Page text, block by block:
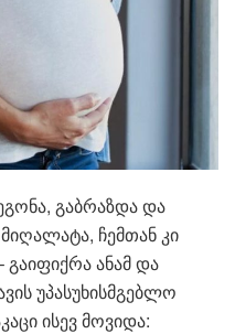
გაბრაზდა და
ჩემთან კი
გაიფიქრა ანამ და
უპასუხისმგებლო
ისევ მოვიდა: